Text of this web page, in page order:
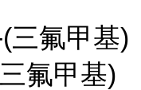
三氟甲基)
氟甲基)